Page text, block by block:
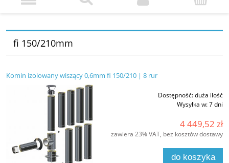
fi 150/210mm
Komin izolowany wiszący 0,6mm fi 150/210 | 8 rur
Dostępność:duża ilość
Wysyłka w:7 dni
4 449,52 zł
zawiera 23% VAT, bez kosztów dostawy
do koszyka